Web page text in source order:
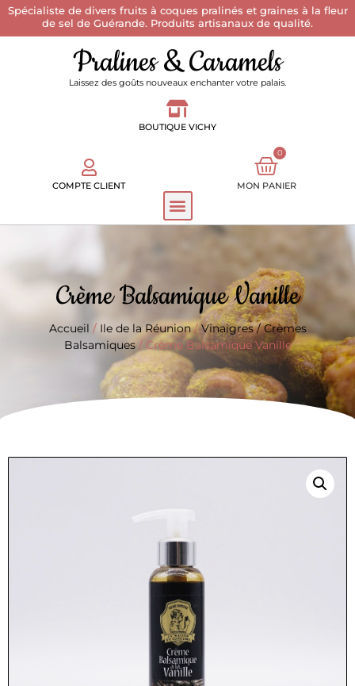
Spécialiste de divers fruits à coques pralinés et graines à la fleur
de sel de Guérande. Produits artisanaux de qualité.
Pralines & Caramels
Laissez des goûts nouveaux enchanter votre palais.
BOUTIQUE VICHY
COMPTE CLIENT
0
MON PANIER
Crème Balsamique Vanille
Accueil / Ile de la Réunion/Vinaigres / Crèmes
Balsamiques/ Crème Balsamique Vanille